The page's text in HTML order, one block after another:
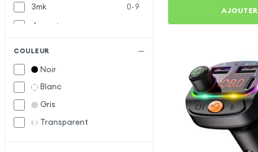
3mk
0-9
4smarts
Forcell
Forever
COULEUR
Noir
Blanc
Gris
Transparent
AJOUTER